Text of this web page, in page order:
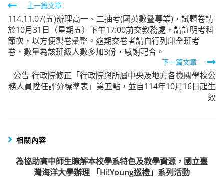
Read
more
articles
上一篇文章
114.11.07(五)辦理高一、二抽考(國英數暨專業)，試題卷請
於10月31日（星期五）下午17:00前交教務處，請註明考科
節次，以方便製卷彙整。逾期交卷者請自行列印全班考
卷，數量為該班級人數多加3份，感謝配合。
下一篇文章
公告-行政院修正「行政院與所屬中央及地方各機關學校公
務人員陞任評分標準表」第五點，並自114年10月16日起生
效
相關內容
為協助高中師生瞭解本校學系特色及教學資源，國立臺
灣海洋大學辦理 「Hi!Young巡禮」系列活動